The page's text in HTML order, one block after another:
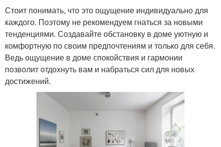
Стоит понимать, что это ощущение индивидуально для
каждого. Поэтому не рекомендуем гнаться за новыми
тенденциями. Создавайте обстановку в доме уютную и
комфортную по своим предпочтениям и только для себя.
Ведь ощущение в доме спокойствия и гармонии
позволит отдохнуть вам и набраться сил для новых
достижений.